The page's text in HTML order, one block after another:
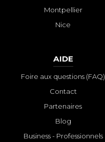
Montpellier
Nice
AIDE
Foire aux questions (FAQ)
Contact
Partenaires
Blog
Business - Professionnels